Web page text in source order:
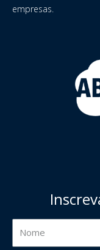
empresas.